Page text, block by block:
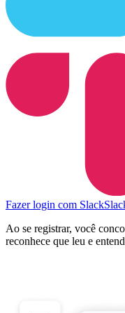
Fazer login com Slack
Ao se registrar, você
reconhece que leu e